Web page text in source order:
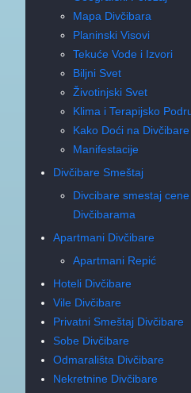
Mapa Divčibara
Planinski Visovi
Tekuće Vode i Izvori
Biljni Svet
Životinjski Svet
Klima i Terapijsko
Kako Doći na Divčibare
Manifestacije
Divčibare Smeštaj
Divcibare smestaj
Divčibarama
Apartmani Divčibare
Apartmani Repić
Hoteli Divčibare
Vile Divčibare
Privatni Smeštaj Divčibare
Sobe Divčibare
Odmarališta Divčibare
Nekretnine Divčibare